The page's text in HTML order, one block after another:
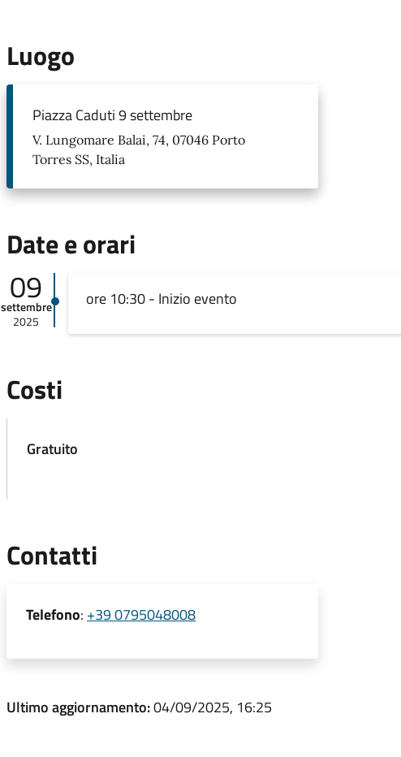
Luogo
Piazza Caduti 9 settembre
V. Lungomare Balai, 74, 07046 Porto
Torres SS, Italia
Date e orari
09
settembre
2025
ore 10:30 - Inizio evento
Costi
Gratuito
Contatti
Telefono: +39 0795048008
Ultimo aggiornamento:04/09/2025, 16:25